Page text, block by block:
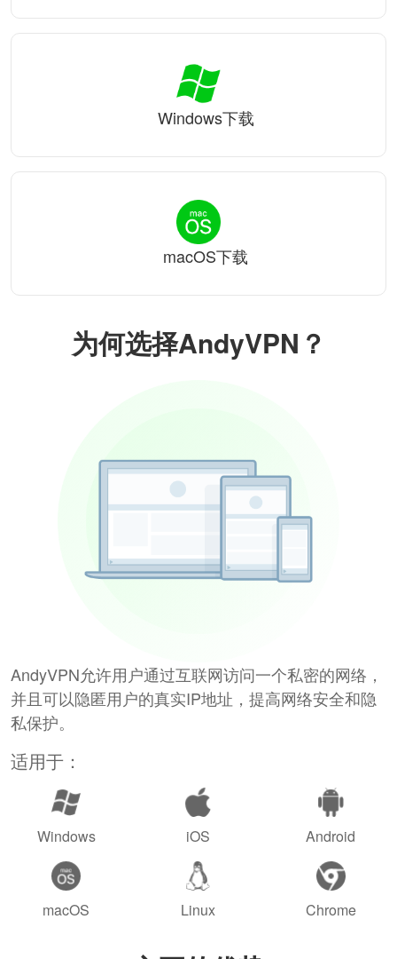
为何选择AndyVPN？
AndyVPN允许用户通过互联网访问一个私密的网络，
并且可以隐匿用户的真实IP地址，提高网络安全和隐
私保护。
适用于：
Windows iOS Android
macOS Linux Chrome
Windows下载
macOS下载